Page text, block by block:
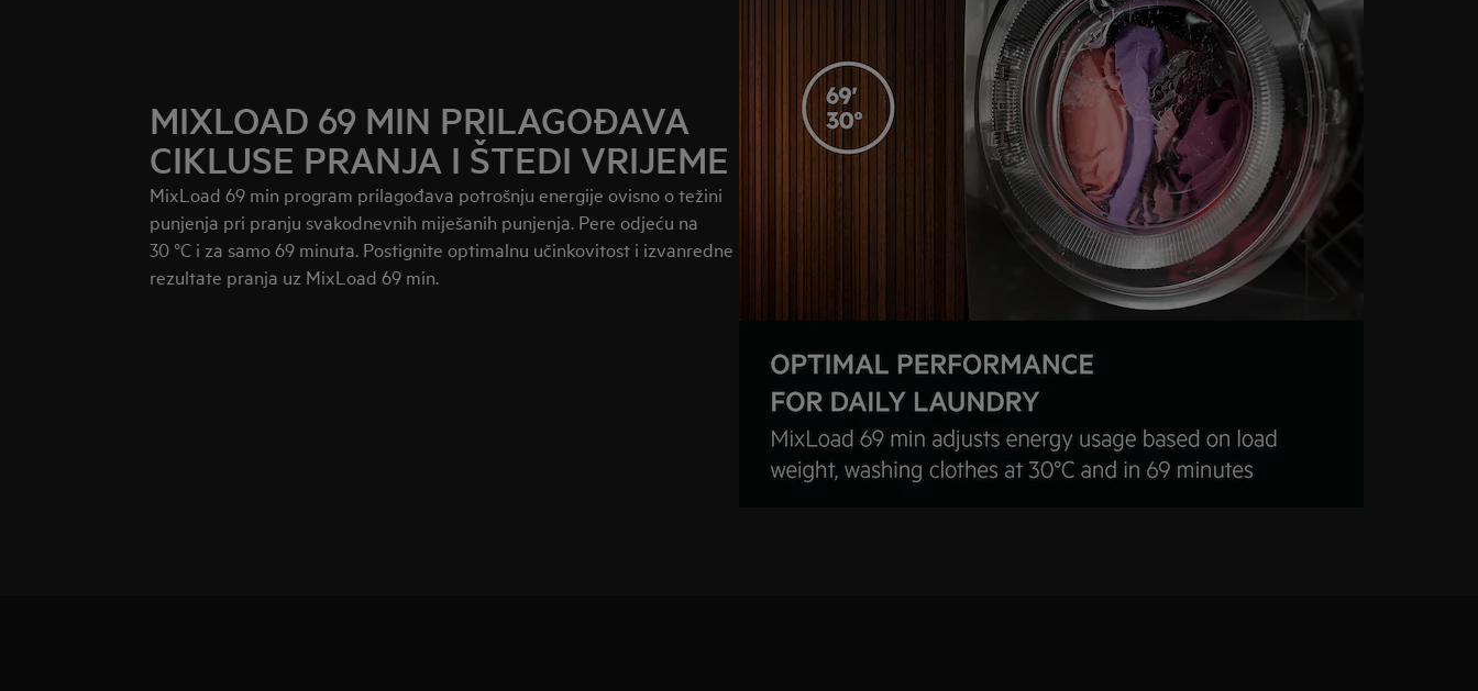
MIXLOAD 69 MIN PRILAGOĐAVA
CIKLUSE PRANJA I ŠTEDI VRIJEME
MixLoad 69 min program prilagođava potrošnju energije ovisno o težini
punjenja pri pranju svakodnevnih miješanih punjenja. Pere odjeću na
30 °C i za samo 69 minuta. Postignite optimalnu učinkovitost i izvanredne
rezultate pranja uz MixLoad 69 min.